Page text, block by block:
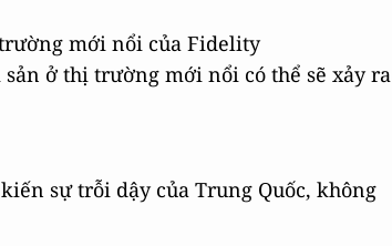
mới nổi của Fidelity
ở thị trường mới nổi có thể sẽ xảy ra
sự trỗi dậy của Trung Quốc, không